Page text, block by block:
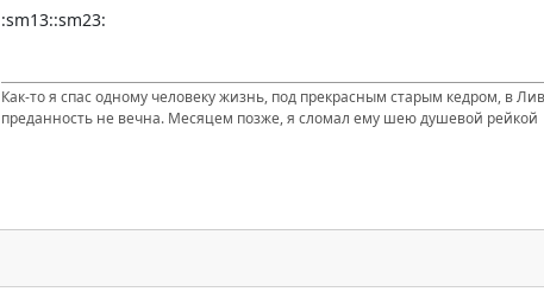
:sm13::sm23:
Как-то я спас одному человеку жизнь, под прекрасным старым кедром, в
преданность не вечна. Месяцем позже, я сломал ему шею душевой рейкой